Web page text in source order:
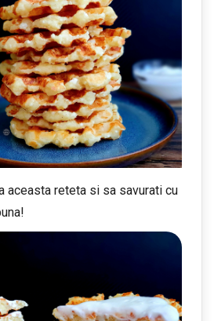
aceasta reteta si sa savurati cu